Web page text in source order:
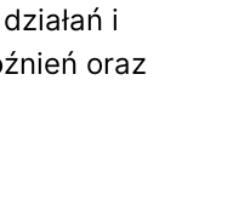
i
oraz